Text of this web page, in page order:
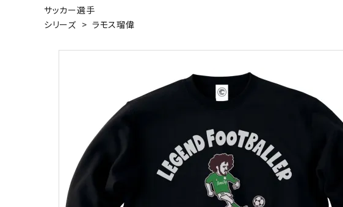
キャンベル料理長
サッカー選手
シリーズ > ラモス瑠偉